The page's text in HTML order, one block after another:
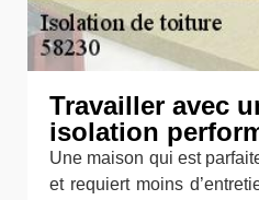
Travailler avec
isolation
Une maison qui est
et requiert moins